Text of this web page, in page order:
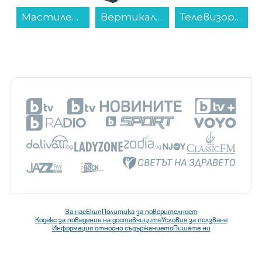
Вертикална прахосмукачка Philips XC5043/01... Телевизор Philips 50PUS7000/12 , 126 см, 3840x2160 UHD-4K , 50 inch, LED , Smart TV , TITAN OS... Аудио система Finlux FBS99BLAST...
За насЕкипПолитика за поверителност
Кодекс за поведение на доставчицитеУсловия за ползване
Информация относно съдържаниетоПишете ни